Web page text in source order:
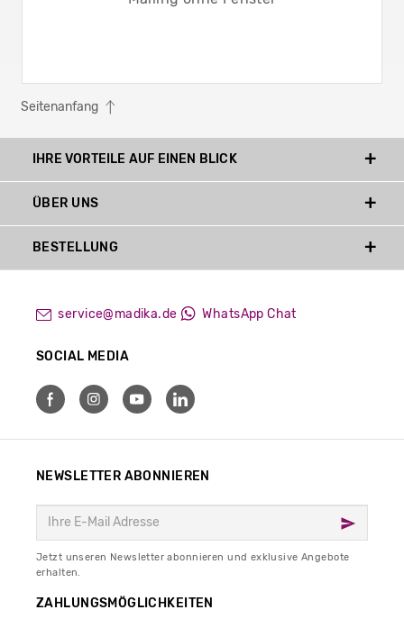
Seitenanfang
IHRE VORTEILE AUF EINEN BLICK
service@madika.de WhatsApp Chat
SOCIAL MEDIA
ÜBER UNS
BESTELLUNG
NEWSLETTER ABONNIEREN
Jetzt unseren Newsletter abonnieren und exklusive Angebote
erhalten.
ZAHLUNGSMÖGLICHKEITEN